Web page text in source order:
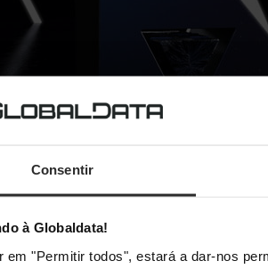
Consentir
à Globaldata!
em "Permitir todos", estará a dar-nos
gráficas sejam lançadas nos primeiros
à performance. Contudo, rumores
Vão suportar tecnologia semelhante à